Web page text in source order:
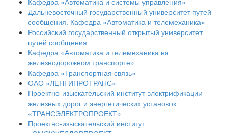
Дальневосточный государственный университет путей
сообщения. Кафедра «Автоматика и телемеханика»
Российский государственный открытый университет
путей сообщения
Кафедра «Автоматика и телемеханика на
железнодорожном транспорте»
Кафедра «Транспортная связь»
ОАО «ЛЕНГИПРОТРАНС»
Проектно-изыскательский институт электрификации
железных дорог и энергетических установок
«ТРАНСЭЛЕКТРОПРОЕКТ»
Проектно-изыскательский институт